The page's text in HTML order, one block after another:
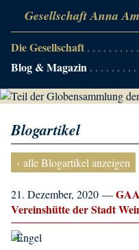
Gesellschaft Anna
Die Gesellschaft
Blog & Magazin
Blogartikel
‹ alle Blogartikel anzeigen
21. Dezember, 2020 —
Vereinshütte der Stadt